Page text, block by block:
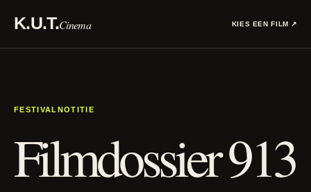
K.U.T.Cinema KIES EEN FILM ↗
FESTIVALNOTITIE
Filmdossier 913